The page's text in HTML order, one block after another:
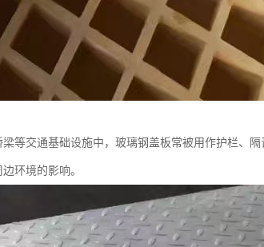
等交通基础设施中，玻璃钢盖板常被用作护栏、
环境的影响。